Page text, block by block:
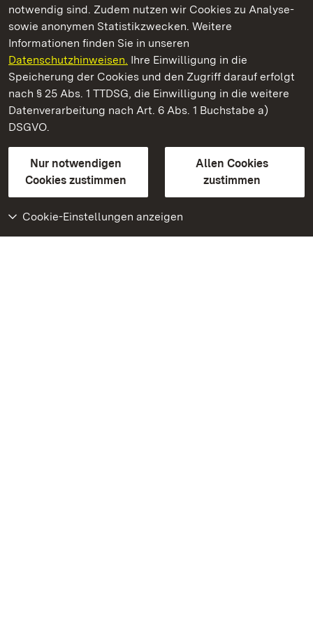
notwendig sind. Zudem nutzen wir Cookies zu Analyse-
sowie anonymen Statistikzwecken. Weitere
Informationen finden Sie in unseren
Datenschutzhinweisen. Ihre Einwilligung in die
Speicherung der Cookies und den Zugriff darauf erfolgt
nach § 25 Abs. 1 TTDSG, die Einwilligung in die weitere
Datenverarbeitung nach Art. 6 Abs. 1 Buchstabe a)
DSGVO.
Nur notwendigen
Cookies zustimmen
Allen Cookies
zustimmen
Cookie-Einstellungen anzeigen
Staatliche Schlösser und Gärten Baden‑Württemberg
Staatliche Schlösser und Gärten Baden-Württemberg
Kontakt
GebärdenspracheLeichte Sprache
Erklärung zur Barrierefreiheit
BITV-konform (geprüfte Seiten)
Weiteres